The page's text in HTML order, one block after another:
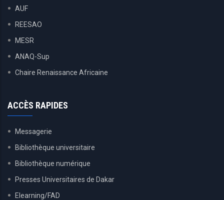
AUF
REESAO
MESR
ANAQ-Sup
Chaire Renaissance Africaine
ACCÈS RAPIDES
Messagerie
Bibliothèque universitaire
Bibliothèque numérique
Presses Universitaires de Dakar
Elearning/FAD